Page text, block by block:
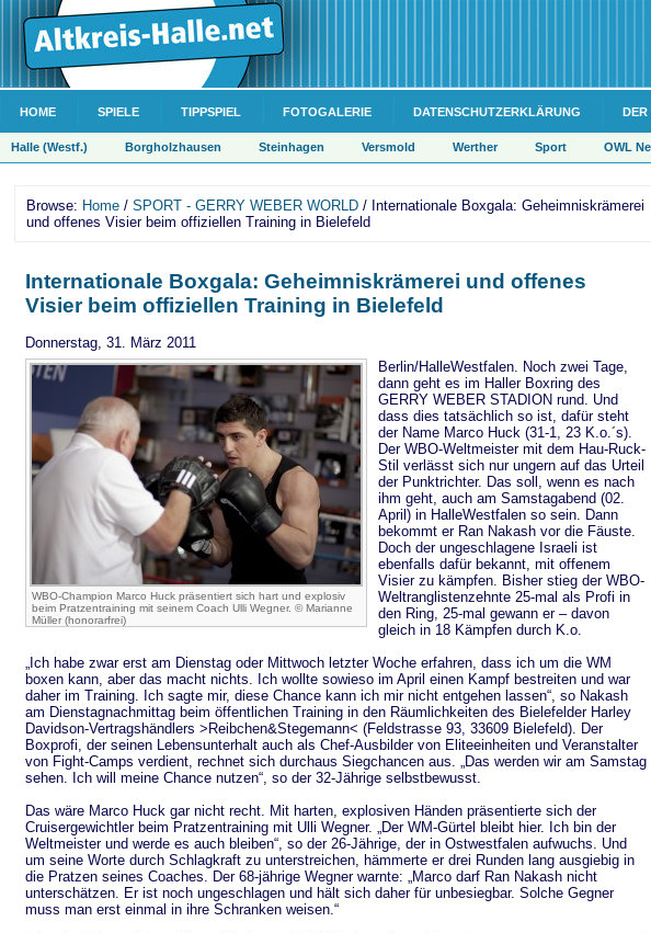
HOME SPIELE TIPPSPIEL FOTOGALERIE DATENSCHUTZERKLÄRUNG DER
Halle (Westf.) Borgholzhausen Steinhagen Versmold Werther Sport OWL
Browse: Home / SPORT - GERRY WEBER WORLD / Internationale Boxgala: Geheimniskrämerei
und offenes Visier beim offiziellen Training in Bielefeld
Internationale Boxgala: Geheimniskrämerei und offenes
Visier beim offiziellen Training in Bielefeld
Donnerstag, 31. März 2011
WBO-Champion Marco Huck präsentiert sich hart und explosiv
beim Pratzentraining mit seinem Coach Ulli Wegner. © Marianne
Müller (honorarfrei)
Berlin/HalleWestfalen. Noch zwei Tage,
dann geht es im Haller Boxring des
GERRY WEBER STADION rund. Und
dass dies tatsächlich so ist, dafür steht
der Name Marco Huck (31-1, 23 K.o.´s).
Der WBO-Weltmeister mit dem Hau-Ruck-
Stil verlässt sich nur ungern auf das Urteil
der Punktrichter. Das soll, wenn es nach
ihm geht, auch am Samstagabend (02.
April) in HalleWestfalen so sein. Dann
bekommt er Ran Nakash vor die Fäuste.
Doch der ungeschlagene Israeli ist
ebenfalls dafür bekannt, mit offenem
Visier zu kämpfen. Bisher stieg der WBO-
Weltranglistenzehnte 25-mal als Profi in
den Ring, 25-mal gewann er – davon
gleich in 18 Kämpfen durch K.o.
„Ich habe zwar erst am Dienstag oder Mittwoch letzter Woche erfahren, dass ich um die WM
boxen kann, aber das macht nichts. Ich wollte sowieso im April einen Kampf bestreiten und war
daher im Training. Ich sagte mir, diese Chance kann ich mir nicht entgehen lassen“, so Nakash
am Dienstagnachmittag beim öffentlichen Training in den Räumlichkeiten des Bielefelder Harley
Davidson-Vertragshändlers >Reibchen&Stegemann< (Feldstrasse 93, 33609 Bielefeld). Der
Boxprofi, der seinen Lebensunterhalt auch als Chef-Ausbilder von Eliteeinheiten und Veranstalter
von Fight-Camps verdient, rechnet sich durchaus Siegchancen aus. „Das werden wir am Samstag
sehen. Ich will meine Chance nutzen“, so der 32-Jährige selbstbewusst.
Das wäre Marco Huck gar nicht recht. Mit harten, explosiven Händen präsentierte sich der
Cruisergewichtler beim Pratzentraining mit Ulli Wegner. „Der WM-Gürtel bleibt hier. Ich bin der
Weltmeister und werde es auch bleiben“, so der 26-Jährige, der in Ostwestfalen aufwuchs. Und
um seine Worte durch Schlagkraft zu unterstreichen, hämmerte er drei Runden lang ausgiebig in
die Pratzen seines Coaches. Der 68-jährige Wegner warnte: „Marco darf Ran Nakash nicht
unterschätzen. Er ist noch ungeschlagen und hält sich daher für unbesiegbar. Solche Gegner
muss man erst einmal in ihre Schranken weisen.“